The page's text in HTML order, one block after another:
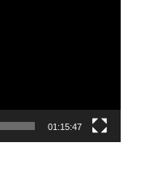
01:15:47